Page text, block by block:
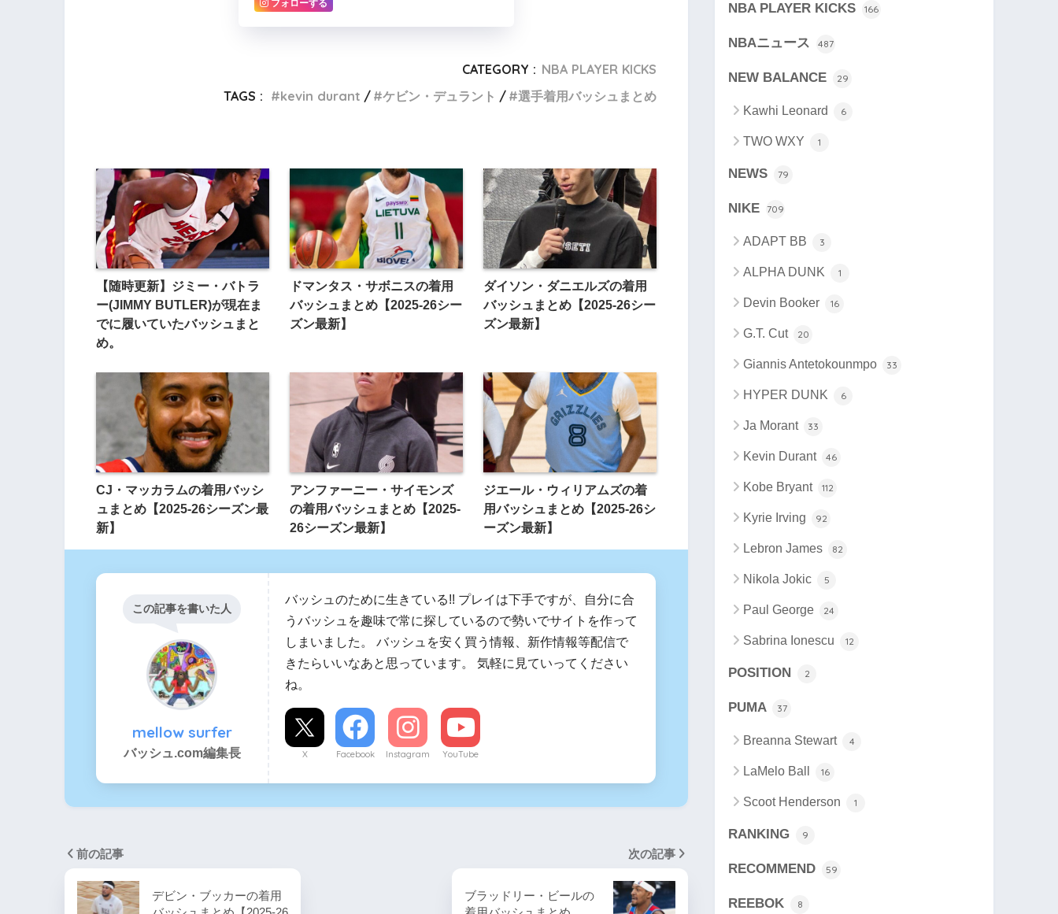
フォローする
CATEGORY : NBA PLAYER KICKS
TAGS :
kevin durant ケビン・デュラント 選手着用バッシュまとめ
【随時更新】ジミー・バトラ
ー(JIMMY BUTLER)が現在ま
でに履いていたバッシュまと
め。
ドマンタス・サボニスの着用
バッシュまとめ【2025-26シー
ズン最新】
ダイソン・ダニエルズの着用
バッシュまとめ【2025-26シー
ズン最新】
CJ・マッカラムの着用バッシ
ュまとめ【2025-26シーズン最
新】
アンファーニー・サイモンズ
の着用バッシュまとめ【2025-
26シーズン最新】
ジエール・ウィリアムズの着
用バッシュまとめ【2025-26シ
ーズン最新】
この記事を書いた人
mellow surfer
バッシュ.com編集長
バッシュのために生きている!! プレイは下手ですが、自分に合
うバッシュを趣味で常に探しているので勢いでサイトを作って
しまいました。 バッシュを安く買う情報、新作情報等配信で
きたらいいなあと思っています。 気軽に見ていってください
ね。
X Facebook Instagram YouTube
前の記事
デビン・ブッカーの着用
次の記事
ブラッドリー・ビールの
NBA PLAYER KICKS 166
NBAニュース 487
NEW BALANCE 29
Kawhi Leonard 6
TWO WXY 1
NEWS 79
NIKE 709
ADAPT BB 3
ALPHA DUNK 1
Devin Booker 16
G.T. Cut 20
Giannis Antetokounmpo 33
HYPER DUNK 6
Ja Morant 33
Kevin Durant 46
Kobe Bryant 112
Kyrie Irving 92
Lebron James 82
Nikola Jokic 5
Paul George 24
Sabrina Ionescu 12
POSITION 2
PUMA 37
Breanna Stewart 4
LaMelo Ball 16
Scoot Henderson 1
RANKING 9
RECOMMEND 59
REEBOK 8